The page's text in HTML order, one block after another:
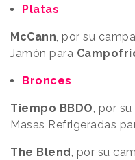
Platas
McCann, por su
Jamón para
Bronces
Tiempo BBDO, por
Masas Refrigeradas
The Blend , por su